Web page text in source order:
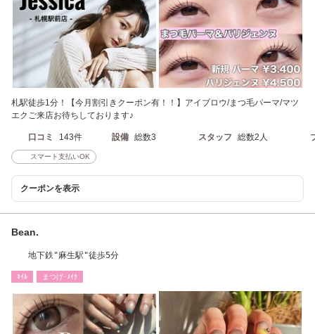
札駅徒歩1分！【今月割引きクーポン有！！】アイブロウ/まつ毛パーマ/マツ
エクご来店お待ちしております♪
口コミ 143件 設備 総数3 スタッフ 総数2人
スマート支払いOK
クーポンを表示
Bean.
地下鉄"麻生駅"徒歩5分
ﾈｲﾙ まつげ･ﾒｲｸ